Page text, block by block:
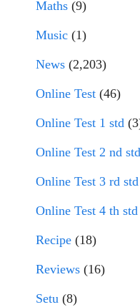
Maths (9)
Music (1)
News (2,203)
Online Test (46)
Online Test 1 std
Online Test 2 nd std
Online Test 3 rd std
Online Test 4 th std
Recipe (18)
Reviews (16)
Setu (8)